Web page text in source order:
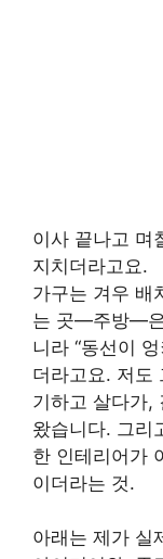
이사 끝나고 며
지치더라고요.
가구는 겨우 배
는 곳—주방—은
니라 “동선이
더라고요. 저도
기하고 살다가,
왔습니다. 그리
한 인테리어가
이더라는 것.
아래는 제가 실